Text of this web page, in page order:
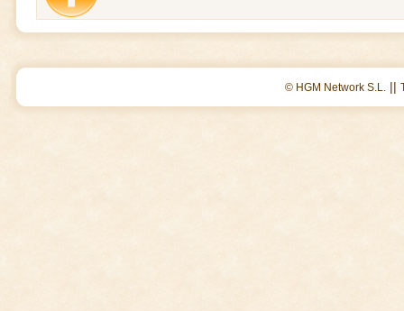
© HGM Network S.L. ||